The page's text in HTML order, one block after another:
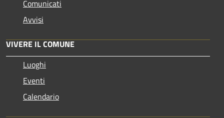
Comunicati
Avvisi
VIVERE IL COMUNE
Luoghi
Eventi
Calendario